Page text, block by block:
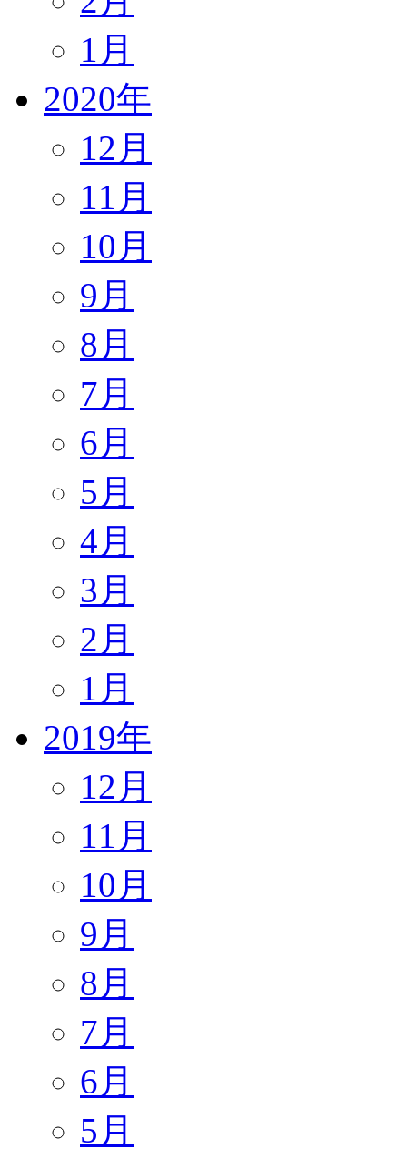
1月
2020年
12月
11月
10月
9月
8月
7月
6月
5月
4月
3月
2月
1月
2019年
12月
11月
10月
9月
8月
7月
6月
5月